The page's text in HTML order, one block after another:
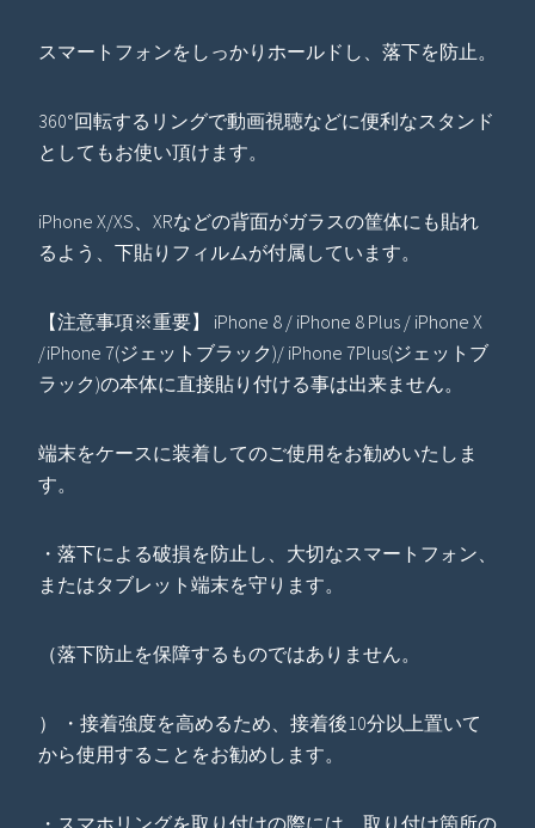
スマートフォンをしっかりホールドし、落下を防止。
360°回転するリングで動画視聴などに便利なスタンド
としてもお使い頂けます。
iPhone X/XS、XRなどの背面がガラスの筐体にも貼れ
るよう、下貼りフィルムが付属しています。
【注意事項※重要】 iPhone 8 / iPhone 8 Plus / iPhone X
/iPhone 7(ジェットブラック)/ iPhone 7Plus(ジェットブ
ラック)の本体に直接貼り付ける事は出来ません。
端末をケースに装着してのご使用をお勧めいたしま
す。
・落下による破損を防止し、大切なスマートフォン、
またはタブレット端末を守ります。
（落下防止を保障するものではありません。
） ・接着強度を高めるため、接着後10分以上置いて
から使用することをお勧めします。